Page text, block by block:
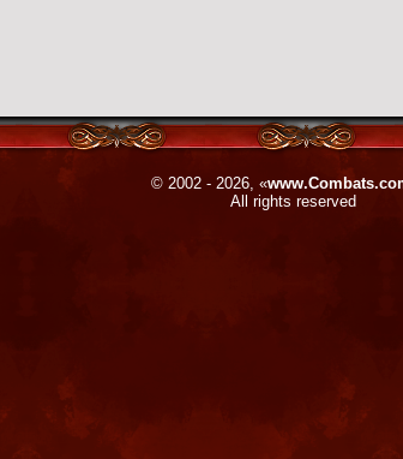
© 2002 - 2026, «
All rights reserved